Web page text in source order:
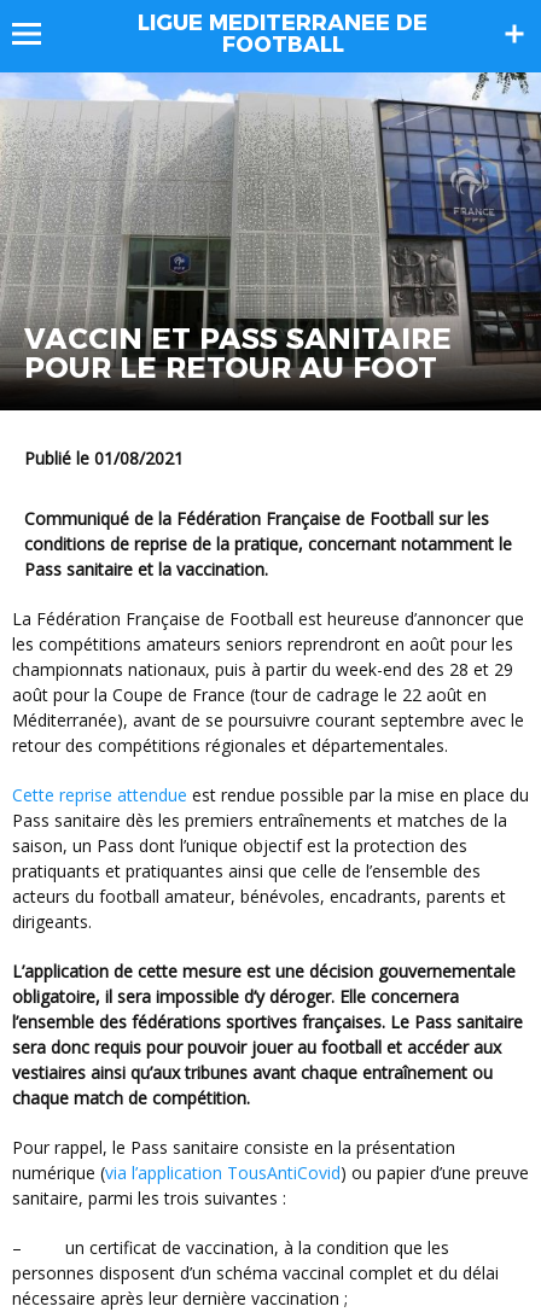
LIGUE MEDITERRANEE DE
FOOTBALL
VACCIN ET PASS SANITAIRE
POUR LE RETOUR AU FOOT
Publié le 01/08/2021
Communiqué de la Fédération Française de Football sur les
conditions de reprise de la pratique, concernant notamment le
Pass sanitaire et la vaccination.
La Fédération Française de Football est heureuse d’annoncer que
les compétitions amateurs seniors reprendront en août pour les
championnats nationaux, puis à partir du week-end des 28 et 29
août pour la Coupe de France (tour de cadrage le 22 août en
Méditerranée), avant de se poursuivre courant septembre avec le
retour des compétitions régionales et départementales.
Cette reprise attendue est rendue possible par la mise en place du
Pass sanitaire dès les premiers entraînements et matches de la
saison, un Pass dont l’unique objectif est la protection des
pratiquants et pratiquantes ainsi que celle de l’ensemble des
acteurs du football amateur, bénévoles, encadrants, parents et
dirigeants.
L’application de cette mesure est une décision gouvernementale
obligatoire, il sera impossible d’y déroger. Elle concernera
l’ensemble des fédérations sportives françaises. Le Pass sanitaire
sera donc requis pour pouvoir jouer au football et accéder aux
vestiaires ainsi qu’aux tribunes avant chaque entraînement ou
chaque match de compétition.
Pour rappel, le Pass sanitaire consiste en la présentation
numérique (via l’application TousAntiCovid) ou papier d’une preuve
sanitaire, parmi les trois suivantes :
– un certificat de vaccination, à la condition que les
personnes disposent d’un schéma vaccinal complet et du délai
nécessaire après leur dernière vaccination ;